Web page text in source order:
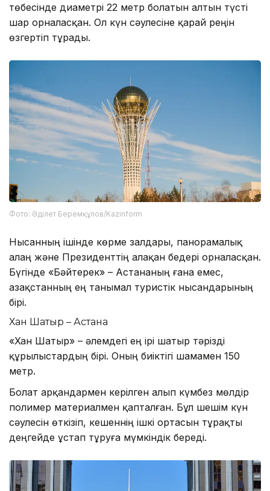
төбесінде диаметрі 22 метр болатын алтын түсті
шар орналасқан. Ол күн сәулесіне қарай реңін
өзгертіп тұрады.
Фото: Әділет Беремқұлов/Kazinform
Нысанның ішінде көрме залдары, панорамалық
алаң және Президенттің алақан бедері орналасқан.
Бүгінде «Бәйтерек» – Астананың ғана емес,
Қазақстанның ең танымал туристік нысандарының
бірі.
Хан Шатыр – Астана
«Хан Шатыр» – әлемдегі ең ірі шатыр тәрізді
құрылыстардың бірі. Оның биіктігі шамамен 150
метр.
Болат арқандармен керілген алып күмбез мөлдір
полимер материалмен қапталған. Бұл шешім күн
сәулесін өткізіп, кешеннің ішкі ортасын тұрақты
деңгейде ұстап тұруға мүмкіндік береді.